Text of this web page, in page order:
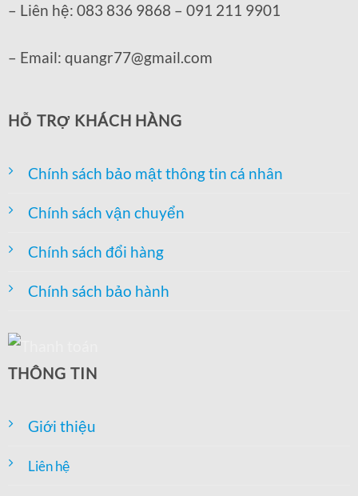
– Liên hệ: 083 836 9868 – 091 211 9901
– Email: quangr77@gmail.com
HỖ TRỢ KHÁCH HÀNG
Chính sách bảo mật thông tin cá nhân
Chính sách vận chuyển
Chính sách đổi hàng
Chính sách bảo hành
THÔNG TIN
Giới thiệu
Liên hệ